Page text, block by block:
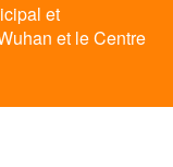
et
et le Centre